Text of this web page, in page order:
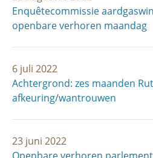
Enquêtecommissie
openbare verhoren maandag
6 juli 2022
Achtergrond: zes maanden
afkeuring/­wantrouwen
23 juni 2022